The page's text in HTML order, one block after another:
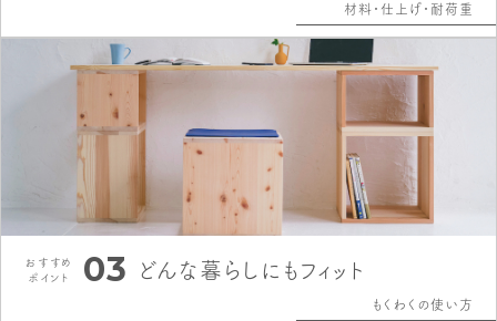
材料・仕上げ・耐荷重
おすすめ
ポイント
03 どんな暮らしにもフィット
もくわくの使い方